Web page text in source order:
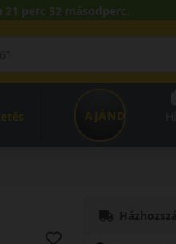
21 perc 31 másodperc.